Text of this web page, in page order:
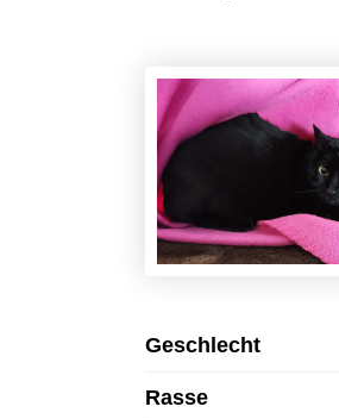
Geschlecht
Rasse